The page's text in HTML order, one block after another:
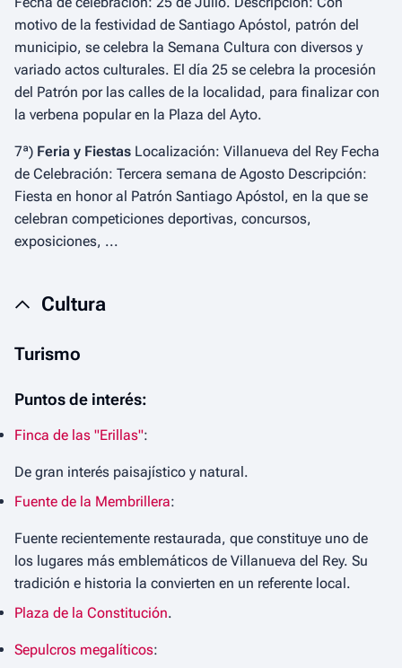
motivo de la festividad de Santiago Apóstol, patrón del
municipio, se celebra la Semana Cultura con diversos y
variado actos culturales. El día 25 se celebra la procesión
del Patrón por las calles de la localidad, para finalizar con
la verbena popular en la Plaza del Ayto.
7ª) Feria y Fiestas Localización: Villanueva del Rey Fecha
de Celebración: Tercera semana de Agosto Descripción:
Fiesta en honor al Patrón Santiago Apóstol, en la que se
celebran competiciones deportivas, concursos,
exposiciones, ...
Cultura
Turismo
Puntos de interés:
Finca de las "Erillas":
De gran interés paisajístico y natural.
Fuente de la Membrillera:
Fuente recientemente restaurada, que constituye uno de
los lugares más emblemáticos de Villanueva del Rey. Su
tradición e historia la convierten en un referente local.
Plaza de la Constitución.
Sepulcros megalíticos: